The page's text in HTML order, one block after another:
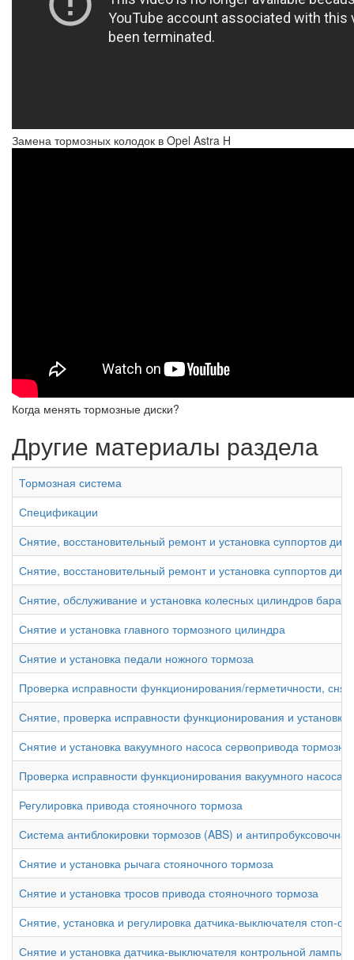
Замена тормозных колодок в Opel Astra H
Когда менять тормозные диски?
Другие материалы раздела
Тормозная система
Спецификации
Снятие, восстановительный ремонт и установка суппортов
Снятие, восстановительный ремонт и установка суппортов
Снятие, обслуживание и установка колесных цилиндров
Снятие и установка главного тормозного цилиндра
Снятие и установка педали ножного тормоза
Проверка исправности функционирования/герметичности,
Снятие, проверка исправности функционирования и
Снятие и установка вакуумного насоса сервопривода
Проверка исправности функционирования вакуумного
Регулировка привода стояночного тормоза
Система антиблокировки тормозов (ABS) и
Снятие и установка рычага стояночного тормоза
Снятие и установка тросов привода стояночного тормоза
Снятие, установка и регулировка датчика-выключателя стоп-
Снятие и установка датчика-выключателя контрольной лампы